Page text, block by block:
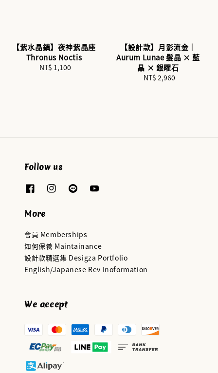
【紫水晶鎮】夜神紫晶座
Thronus Noctis
Regular
NT$ 1,100
【設計款】月影流金｜
Aurum Lunae 髮晶 × 藍
晶 × 銀曜石
Regular
NT$ 2,960
Follow us
More
會員 Memberships
如何保養 Maintainance
設計款精選集 Desigza Portfolio
English/Japanese Rev Inoformation
We accept